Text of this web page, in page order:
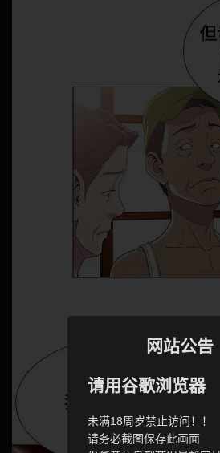
网站公告
请用谷歌浏览器
未满18周岁禁止访问！！
请务必截图保存此画面